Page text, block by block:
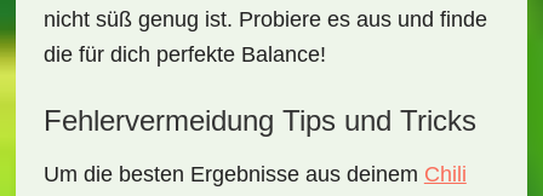
nicht süß genug ist. Probiere es aus und finde
die für dich perfekte Balance!
Fehlervermeidung Tips und Tricks
Um die besten Ergebnisse aus deinem Chili